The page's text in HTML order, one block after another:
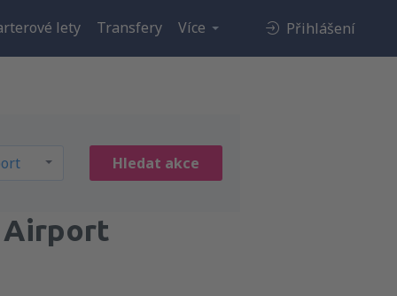
lety Transfery Více Přihlášení
Hledat akce
Airport